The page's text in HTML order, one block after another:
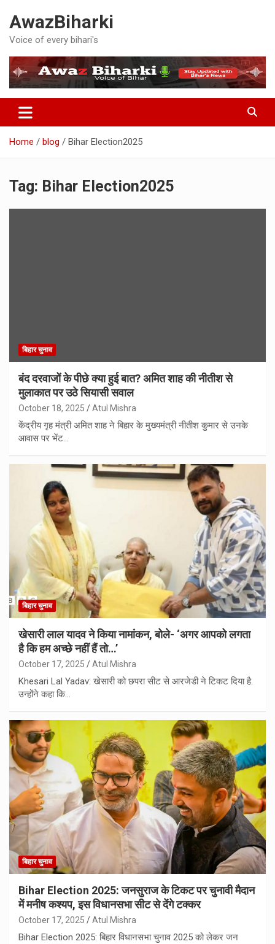
content
AwazBiharki
Voice of every bihari's
Home blog Bihar Election2025
Tag: Bihar Election2025
बिहार चुनाव
बंद दरवाजों के पीछे क्या हुई बात? अमित शाह की नीतीश से
मुलाकात पर उठे सियासी सवाल
October 18, 2025 Atul Mishra
केंद्रीय गृह मंत्री अमित शाह ने बिहार के मुख्यमंत्री नीतीश कुमार से उनके
आवास पर भेंट…
बिहार चुनाव
खेसारी लाल यादव ने किया नामांकन, बोले- ‘अगर आपको लगता
है कि हम अच्छे नहीं हैं तो…’
October 17, 2025 Atul Mishra
Khesari Lal Yadav: खेसारी को छपरा सीट से आरजेडी ने टिकट दिया है.
उन्होंने कहा कि…
बिहार चुनाव
Bihar Election 2025: जनसुराज के टिकट पर चुनावी मैदान
में मनीष कश्यप, इस विधानसभा सीट से देंगे टक्कर
October 17, 2025 Atul Mishra
Bihar Election 2025: बिहार विधानसभा चुनाव 2025 को लेकर जन